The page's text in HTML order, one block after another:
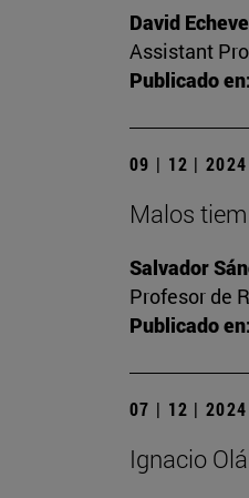
David
Assistant
Publicado en:
09 | 12 | 2024
Malos
Salvador
Profesor de
Publicado en:
07 | 12 | 2024
Ignacio